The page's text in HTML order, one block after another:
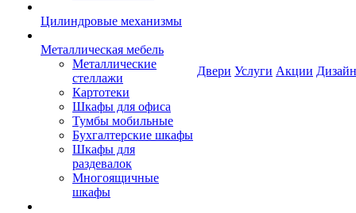
Цилиндровые механизмы
Металлическая мебель
Металлические
стеллажи
Картотеки
Шкафы для офиса
Тумбы мобильные
Бухгалтерские шкафы
Шкафы для
раздевалок
Многоящичные
шкафы
Двери Услуги Акции